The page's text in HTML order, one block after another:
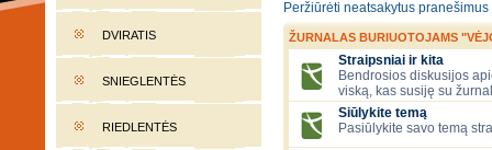
DVIRATIS
SNIEGLENTĖS
RIEDLENTĖS
Peržiūrėti neatsakytus pranešimus
ŽURNALAS BURIUOTOJAMS
Straipsniai ir kita
Bendrosios diskusijos
viską, kas susiję su
Siūlykite temą
Pasiūlykite savo temą